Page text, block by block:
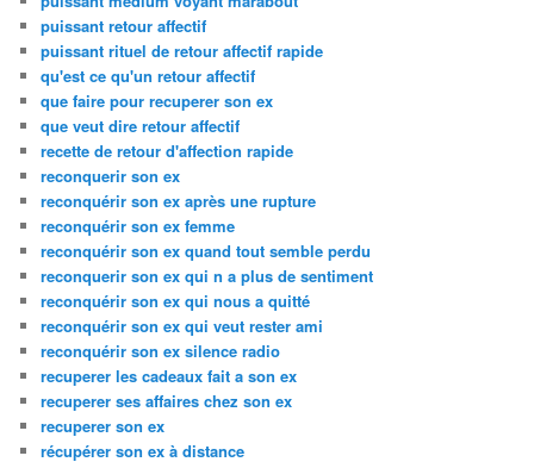
puissant retour affectif
puissant rituel de retour affectif rapide
qu'est ce qu'un retour affectif
que faire pour recuperer son ex
que veut dire retour affectif
recette de retour d'affection rapide
reconquerir son ex
reconquérir son ex après une rupture
reconquérir son ex femme
reconquérir son ex quand tout semble perdu
reconquerir son ex qui n a plus de sentiment
reconquérir son ex qui nous a quitté
reconquérir son ex qui veut rester ami
reconquérir son ex silence radio
recuperer les cadeaux fait a son ex
recuperer ses affaires chez son ex
recuperer son ex
récupérer son ex à distance